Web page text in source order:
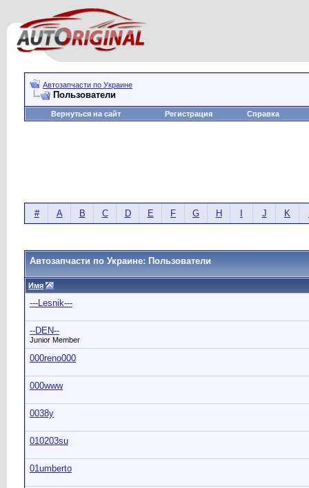
Автозапчасти по Украине
Пользователи
Вернуться на сайт Регистрация Справка
# A B C D E F G H J K
Автозапчасти по Украине: Пользователи
Имя
---Lesnik---
--DEN--
Junior Member
000reno000
000www
0038y
010203su
01umberto